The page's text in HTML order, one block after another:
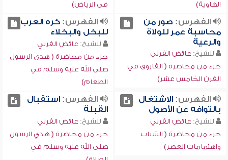
الهاوية)
في الرياض)
الفهرس: صور من
محاسبة عمر للولاة
والرعية
للشيخ: عائض القرني
جزء من محاضرة ( الفاروق في
القرن الخامس عشر)
الفهرس:كره العرب
للبخل والبخلاء
للشيخ: عائض القرني
جزء من محاضرة ( هدي الرسول
صلى الله عليه وسلم في
الطعام)
الفهرس:الاشتغال
بالتوافه عن الأصول
للشيخ: عائض القرني
جزء من محاضرة ( الشباب
واهتمامات العصر)
الفهرس:استقبال
القبلة
للشيخ: عائض القرني
جزء من محاضرة ( هدي الرسول
صلى الله عليه وسلم في